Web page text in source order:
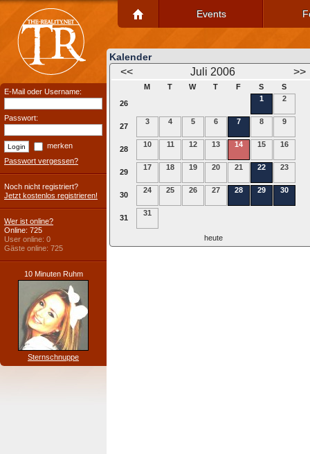
Events
Kalender
<< Juli 2006 >>
M T W T F S
S
26
1 2
27
3 4 5 6 7 8 9
28
10 11 12 13 14 15 16
29
17 18 19 20 21 22 23
30
24 25 26 27 28 29 30
31
31
heute
E-Mail oder Username:
Passwort:
merken
Passwort vergessen?
Noch nicht registriert?
Jetzt kostenlos registrieren!
Wer ist online?
Online: 725
User online: 0
Gäste online: 725
10 Minuten Ruhm
Sternschnuppe